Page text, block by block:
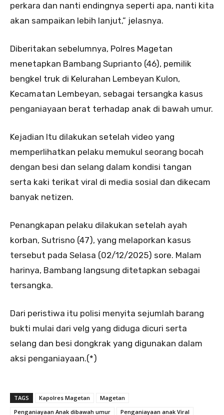
perkara dan nanti endingnya seperti apa, nanti kita
akan sampaikan lebih lanjut,” jelasnya.
Diberitakan sebelumnya, Polres Magetan
menetapkan Bambang Suprianto (46), pemilik
bengkel truk di Kelurahan Lembeyan Kulon,
Kecamatan Lembeyan, sebagai tersangka kasus
penganiayaan berat terhadap anak di bawah umur.
Kejadian Itu dilakukan setelah video yang
memperlihatkan pelaku memukul seorang bocah
dengan besi dan selang dalam kondisi tangan
serta kaki terikat viral di media sosial dan dikecam
banyak netizen.
Penangkapan pelaku dilakukan setelah ayah
korban, Sutrisno (47), yang melaporkan kasus
tersebut pada Selasa (02/12/2025) sore. Malam
harinya, Bambang langsung ditetapkan sebagai
tersangka.
Dari peristiwa itu polisi menyita sejumlah barang
bukti mulai dari velg yang diduga dicuri serta
selang dan besi dongkrak yang digunakan dalam
aksi penganiayaan.(*)
TAGS Kapolres Magetan
Magetan
Penganiayaan Anak dibawah umur
Penganiayaan anak Viral